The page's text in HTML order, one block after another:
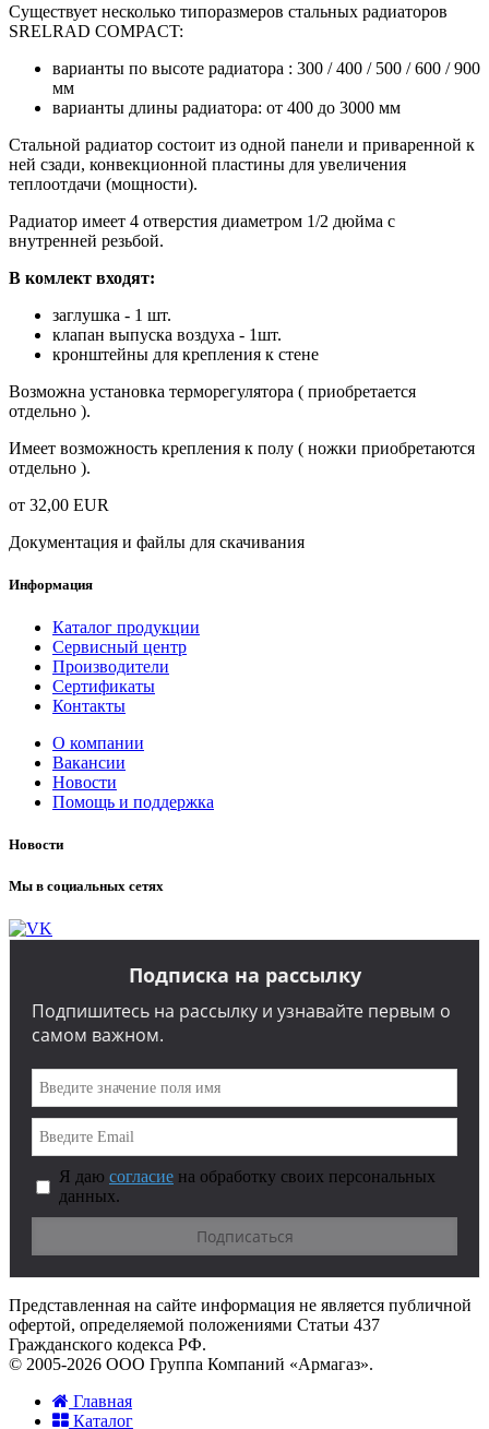
Существует несколько типоразмеров стальных радиаторов
SRELRAD COMPACT:
варианты по высоте радиатора : 300 / 400 / 500 / 600 / 900
мм
варианты длины радиатора: от 400 до 3000 мм
Стальной радиатор состоит из одной панели и приваренной к
ней сзади, конвекционной пластины для увеличения
теплоотдачи (мощности).
Радиатор имеет 4 отверстия диаметром 1/2 дюйма с
внутренней резьбой.
В комлект входят:
заглушка - 1 шт.
клапан выпуска воздуха - 1шт.
кронштейны для крепления к стене
Возможна установка терморегулятора ( приобретается
отдельно ).
Имеет возможность крепления к полу ( ножки приобретаются
отдельно ).
от 32,00 EUR
Документация и файлы для скачивания
Информация
Каталог продукции
Сервисный центр
Производители
Сертификаты
Контакты
О компании
Вакансии
Новости
Помощь и поддержка
Новости
Мы в социальных сетях
Подписка на рассылку
Подпишитесь на рассылку и узнавайте первым о
самом важном.
Я даю согласие на обработку своих персональных
данных.
Представленная на сайте информация не является публичной
офертой, определяемой положениями Статьи 437
Гражданского кодекса РФ.
© 2005-2026 ООО Группа Компаний «Армагаз».
Главная
Каталог